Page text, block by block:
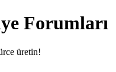
Forumları
üretin!